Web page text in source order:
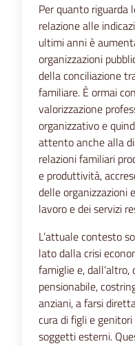
Per quanto riguarda
relazione alle
ultimi anni è
organizzazioni
della conciliazione
familiare. È ormai
valorizzazione
organizzativo e
attento anche alla
relazioni familiari
e produttività,
delle organizzazioni
lavoro e dei servizi
L’attuale contesto
lato dalla crisi
famiglie e,
pensionabile,
anziani, a farsi
cura di figli e
soggetti esterni.